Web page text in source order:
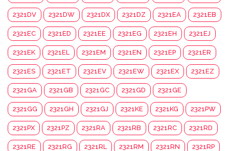
2321DV 2321DW 2321DX 2321DZ 2321EA 2321EB
2321EC 2321ED 2321EE 2321EG 2321EH 2321EJ
2321EK 2321EL 2321EM 2321EN 2321EP 2321ER
2321ES 2321ET 2321EV 2321EW 2321EX 2321EZ
2321GA 2321GB 2321GC 2321GD 2321GE
2321GG 2321GH 2321GJ 2321KE 2321KG 2321PW
2321PX 2321PZ 2321RA 2321RB 2321RC 2321RD
2321RE 2321RG 2321RL 2321RM 2321RN 2321RP